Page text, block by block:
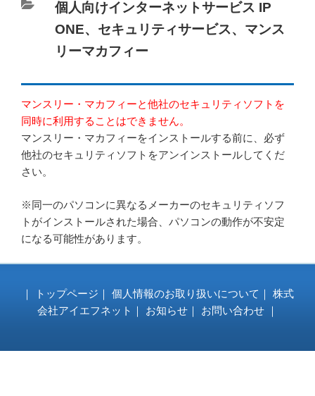
カ
テ
ゴ
個人向けインターネットサービス IP
ONE、 セキュリティサービス、 マンス
リーマカフィー
マンスリー・マカフィーと他社のセキュリティソフトを
同時に利用することはできません。
マンスリー・マカフィーをインストールする前に、必ず
他社のセキュリティソフトをアンインストールしてくだ
さい。
※同一のパソコンに異なるメーカーのセキュリティソフ
トがインストールされた場合、パソコンの動作が不安定
になる可能性があります。
｜ トップページ ｜ 個人情報のお取り扱いについて ｜ 株式
会社アイエフネット ｜ お知らせ ｜ お問い合わせ ｜